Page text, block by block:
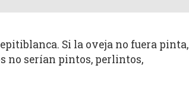
Si la oveja no fuera pinta,
no serían pintos, perlintos,